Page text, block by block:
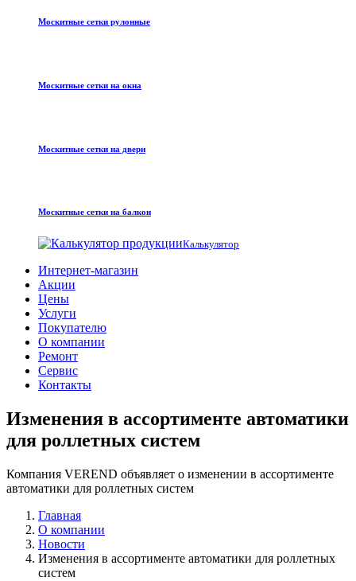
Москитные сетки рулонные
Москитные сетки на окна
Москитные сетки на двери
Москитные сетки на балкон
Калькулятор
Интернет-магазин
Акции
Цены
Услуги
Покупателю
О компании
Ремонт
Сервис
Контакты
Изменения в ассортименте автоматики
для роллетных систем
Компания VEREND объявляет о изменении в ассортименте
автоматики для роллетных систем
Главная
О компании
Новости
Изменения в ассортименте автоматики для роллетных
систем